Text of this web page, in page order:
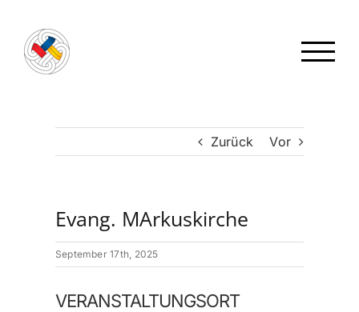
Inhalt
springen
Zurück Vor
Evang. MArkuskirche
September 17th, 2025
VERANSTALTUNGSORT